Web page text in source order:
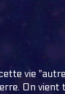
vie
On vient